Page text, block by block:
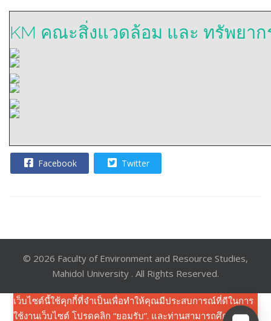
KM คณะสิ่งแวดล้อม และ ทรัพยาก
Facebook Twitter
© 2026 Faculty of Environment and Resource Studies,
Mahidol University . All Rights Reserved.
เว็บไซต์นี้ใช้คุกกี้ที่จำเป็นเพื่อทำให้คุณมีประสบการณ์ที่ดีในการ
ใช้งานเว็บไซต์ โปรดคลิก “ยอมรับ”. และท่านสามารถศึกษาราย